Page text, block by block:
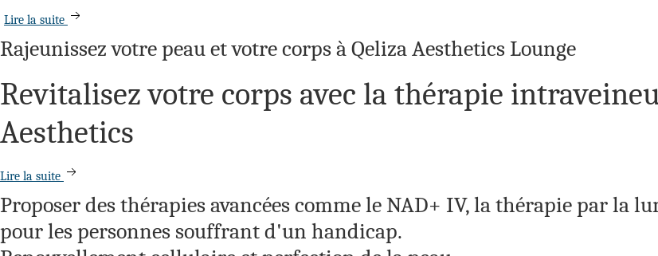
Lire la suite
Rajeunissez votre peau et votre corps à Qeliza Aesthetics Lounge
Revitalisez votre corps avec la thérapie
Aesthetics
Lire la suite
Proposer des thérapies avancées comme le NAD+ IV, la thérapie par la
pour les personnes souffrant d'un handicap.